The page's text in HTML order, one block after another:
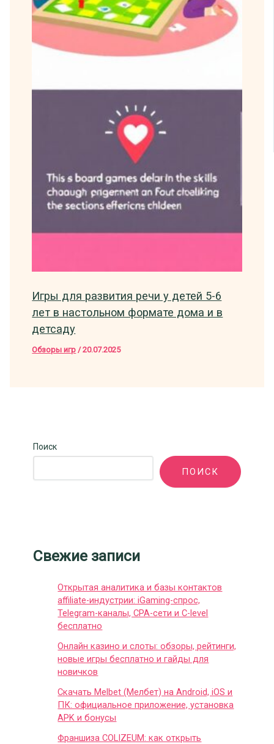
Игры для развития речи у детей 5-6
лет в настольном формате дома и в
детсаду
Обзоры игр /20.07.2025
Поиск
ПОИСК
Свежие записи
Открытая аналитика и базы контактов
affiliate-индустрии: iGaming-спрос,
Telegram-каналы, CPA-сети и C-level
бесплатно
Онлайн казино и слоты: обзоры, рейтинги,
новые игры бесплатно и гайды для
новичков
Скачать Melbet (Мелбет) на Android, iOS и
ПК: официальное приложение, установка
APK и бонусы
Франшиза COLIZEUM: как открыть